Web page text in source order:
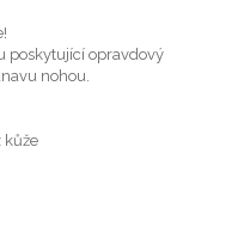
poskytující opravdový
nohou.
kůže